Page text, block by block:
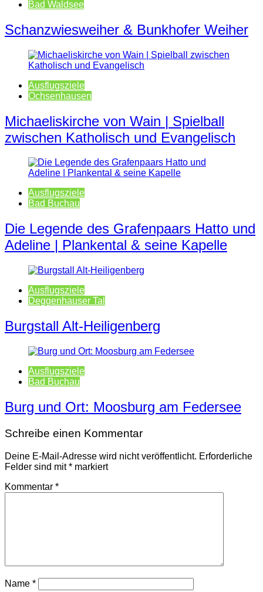
Bad Waldsee
Schanzwiesweiher & Bunkhofer Weiher
Ausflugsziele
Ochsenhausen
Michaeliskirche von Wain | Spielball
zwischen Katholisch und Evangelisch
Ausflugsziele
Bad Buchau
Die Legende des Grafenpaars Hatto und
Adeline | Plankental & seine Kapelle
Ausflugsziele
Deggenhauser Tal
Burgstall Alt-Heiligenberg
Ausflugsziele
Bad Buchau
Burg und Ort: Moosburg am Federsee
Schreibe einen Kommentar
Deine E-Mail-Adresse wird nicht veröffentlicht. Erforderliche
Felder sind mit* markiert
Kommentar *
Name *